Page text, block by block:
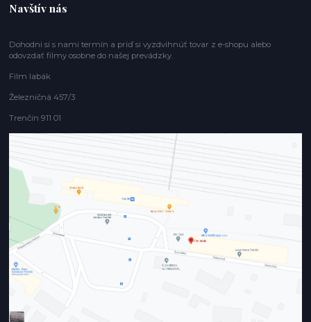
Navštív nás
Dohodni si s nami termín a príď si vyzdvihnúť tovar z e-shopu alebo
odovzdať filmy osobne do našej prevádzky.
Film labák
Železničná 457/3
Trenčín 911 01